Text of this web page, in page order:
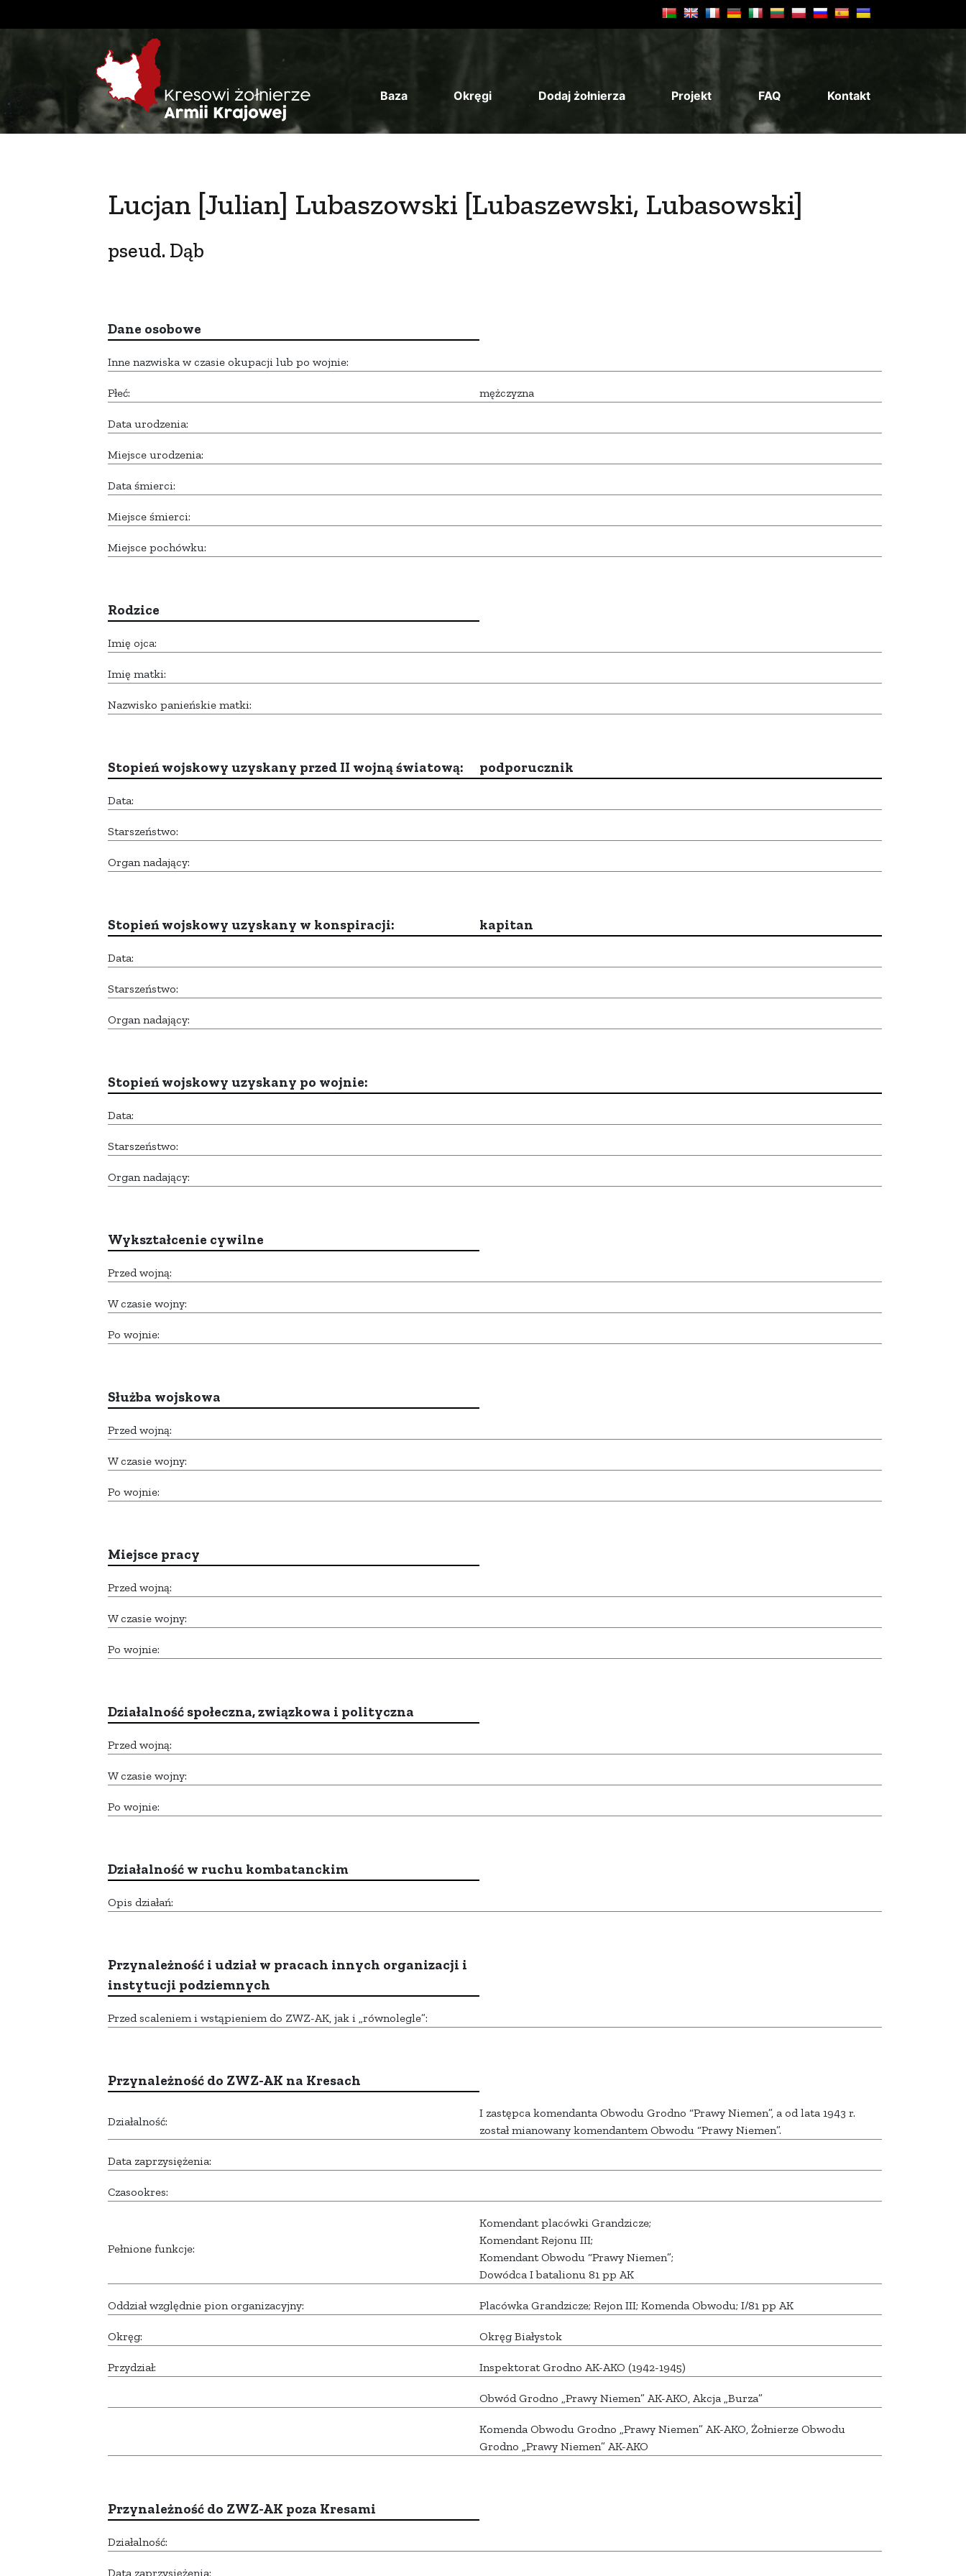
Baza Okręgi Dodaj żołnierza Projekt FAQ Kontakt
Lucjan [Julian] Lubaszowski [Lubaszewski, Lubasowski]
pseud. Dąb
Dane osobowe
Inne nazwiska w czasie okupacji lub po wojnie:
Płeć: mężczyzna
Data urodzenia:
Miejsce urodzenia:
Data śmierci:
Miejsce śmierci:
Miejsce pochówku:
Rodzice
Imię ojca:
Imię matki:
Nazwisko panieńskie matki:
Stopień wojskowy uzyskany przed II wojną światową: podporucznik
Data:
Starszeństwo:
Organ nadający:
Stopień wojskowy uzyskany w konspiracji: kapitan
Data:
Starszeństwo:
Organ nadający:
Stopień wojskowy uzyskany po wojnie:
Data:
Starszeństwo:
Organ nadający:
Wykształcenie cywilne
Przed wojną:
W czasie wojny:
Po wojnie:
Służba wojskowa
Przed wojną:
W czasie wojny:
Po wojnie:
Miejsce pracy
Przed wojną:
W czasie wojny:
Po wojnie:
Działalność społeczna, związkowa i polityczna
Przed wojną:
W czasie wojny:
Po wojnie:
Działalność w ruchu kombatanckim
Opis działań:
Przynależność i udział w pracach innych organizacji i
instytucji podziemnych
Przed scaleniem i wstąpieniem do ZWZ-AK, jak i „równolegle”:
Przynależność do ZWZ-AK na Kresach
Działalność:
I zastępca komendanta Obwodu Grodno “Prawy Niemen”, a od lata 1943 r.
został mianowany komendantem Obwodu “Prawy Niemen”.
Data zaprzysiężenia:
Czasookres:
Pełnione funkcje:
Komendant placówki Grandzicze;
Komendant Rejonu III;
Komendant Obwodu “Prawy Niemen”;
Dowódca I batalionu 81 pp AK
Oddział względnie pion organizacyjny: Placówka Grandzicze; Rejon III; Komenda Obwodu; I/81 pp AK
Okręg: Okręg Białystok
Przydział: Inspektorat Grodno AK-AKO (1942-1945)
Obwód Grodno „Prawy Niemen” AK-AKO, Akcja „Burza”
Komenda Obwodu Grodno „Prawy Niemen” AK-AKO, Żołnierze Obwodu
Grodno „Prawy Niemen” AK-AKO
Przynależność do ZWZ-AK poza Kresami
Działalność:
Data zaprzysiężenia: